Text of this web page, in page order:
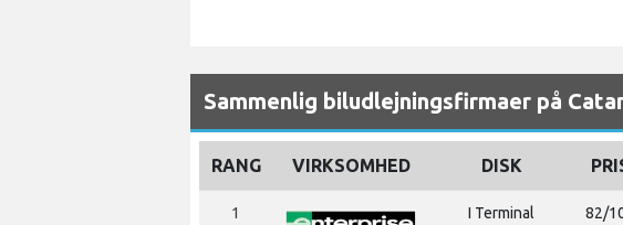
Sammenlig biludlejningsfirmaer på
RANG VIRKSOMHED DISK
1 I Terminal 82/